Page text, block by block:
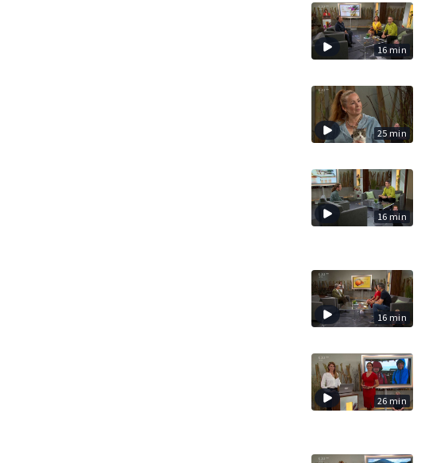
16 min
25 min
16 min
16 min
26 min